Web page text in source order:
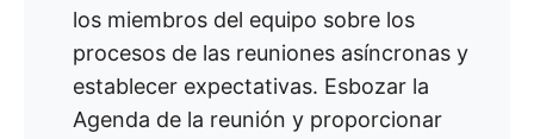
los miembros del equipo sobre los
procesos de las reuniones asíncronas y
establecer expectativas. Esbozar la
Agenda de la reunión y proporcionar